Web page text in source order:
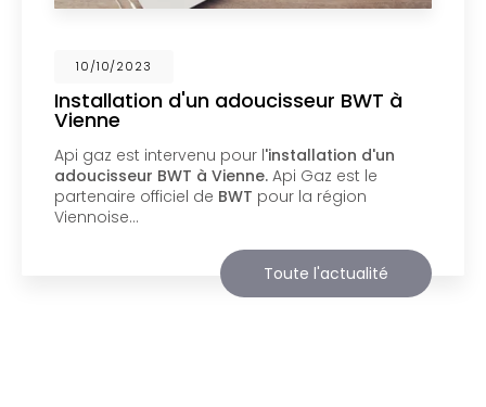
02/10/2023
Nouveau support de communication
web
Api Gaz à Viennevous présente son nouveau
support de communication web réalisé par la
sociétéBIIM COM . Vous souhaitant une
agréable visite, si vous avez besoin…
Toute l'actualité